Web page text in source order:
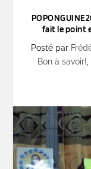
fait le point
Posté par
Bon à savoir!